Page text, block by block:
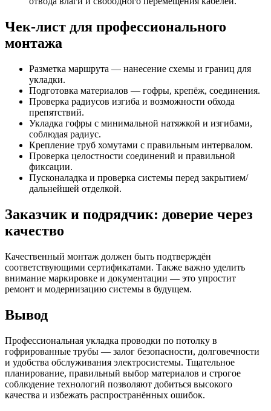
Чек-лист для профессионального
монтажа
Разметка маршрута — нанесение схемы и границ для
укладки.
Подготовка материалов — гофры, крепёж, соединения.
Проверка радиусов изгиба и возможности обхода
препятствий.
Укладка гофры с минимальной натяжкой и изгибами,
соблюдая радиус.
Крепление труб хомутами с правильным интервалом.
Проверка целостности соединений и правильной
фиксации.
Пусконаладка и проверка системы перед закрытием/
дальнейшей отделкой.
Заказчик и подрядчик: доверие через
качество
Качественный монтаж должен быть подтверждён
соответствующими сертификатами. Также важно уделить
внимание маркировке и документации — это упростит
ремонт и модернизацию системы в будущем.
Вывод
Профессиональная укладка проводки по потолку в
гофрированные трубы — залог безопасности, долговечности
и удобства обслуживания электросистемы. Тщательное
планирование, правильный выбор материалов и строгое
соблюдение технологий позволяют добиться высокого
качества и избежать распространённых ошибок.